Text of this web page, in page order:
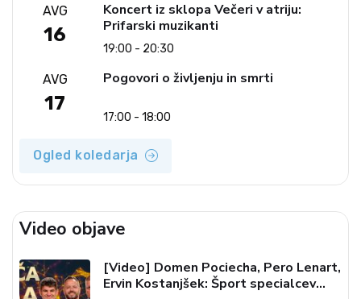
AVG
16
Koncert iz sklopa Večeri v atriju:
Prifarski muzikanti
19:00 - 20:30
AVG
17
Pogovori o življenju in smrti
17:00 - 18:00
Ogled koledarja
Video objave
[Video] Domen Pociecha, Pero Lenart,
Ervin Kostanjšek: Šport specialcev